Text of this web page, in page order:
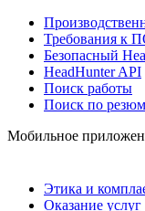
Требования к
Безопасный
HeadHunter API
Поиск работы
Поиск по
Мобильное
Этика и
Оказание услуг